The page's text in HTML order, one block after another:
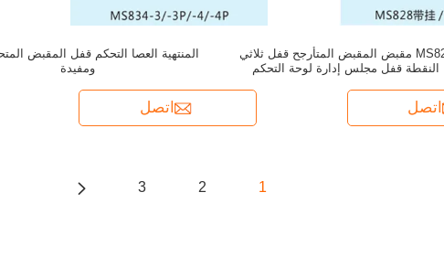
المنتهية العصا التحكم قفل المقبض
ومفيدة
اتصل
MS828 مقبض المقبض المتأرجح قفل ثلاثي
النقطة قفل مجلس إدارة لوحة التحكم
اتصل
1
2
3